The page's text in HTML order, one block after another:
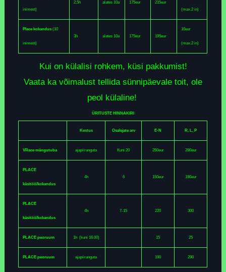
inimest)
2,5h alates 10a 175eur 215eur
(max.2 in)
Place kokandus(10
inimest)
3h alates 10a 175eur 195eur
10eur
(max.2 in)
Kui on külalisi rohkem, küsi pakkumist!
Vaata ka võimalust tellida sünnipäevale toit, ole
peol külaline!
ÜRITUSTE HINNAKIRI
Kestus Osalejate arv E-N R, L, P
VRace mängutuba ajapiiranguta Kuni 20 250eur 290eur
PLACE
käsitöö/kokandus
4h 6 150eur 190eur
PLACE
käsitöö/kokandus
4h 7-15 220 300
PLACE peoruum 1h (kuni 16.00) 15 25
PLACE peoruum ajapiiranguta 190 290